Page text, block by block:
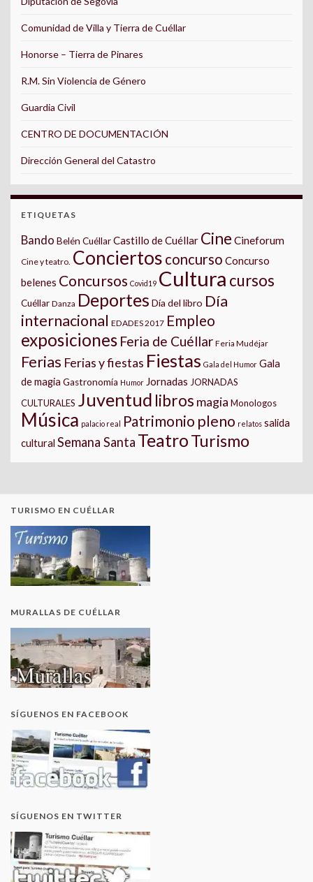
Comunidad de Villa y Tierra de Cuéllar
Honorse – Tierra de Pinares
R.M. Sin Violencia de Género
Guardia Civil
CENTRO DE DOCUMENTACIÓN
Dirección General del Catastro
ETIQUETAS
Bando Belén CuéllarCastillo de Cuéllar Cine Cineforum
Cine y teatro. Conciertos concurso Concurso
belenes Concursos Covid19 Cultura cursos
Cuéllar Danza Deportes Día del libro Día
internacional EDADES 2017 Empleo
exposiciones Feria de Cuéllar Feria Mudéjar
Ferias Ferias y fiestas Fiestas Gala del Humor Gala
de magia Gastronomía Humor Jornadas JORNADAS
CULTURALES Juventud libros magia Monologos
Música palacio real Patrimonio pleno relatos salida
cultural Semana Santa TeatroTurismo
TURISMO EN CUÉLLAR
MURALLAS DE CUÉLLAR
SÍGUENOS EN FACEBOOK
SÍGUENOS EN TWITTER